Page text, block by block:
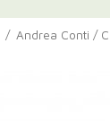
/ Andrea Conti /